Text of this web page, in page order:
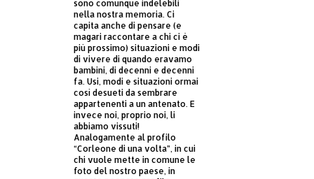
sono comunque indelebili
nella nostra memoria. Ci
capita anche di pensare (e
magari raccontare a chi ci è
più prossimo) situazioni e modi
di vivere di quando eravamo
bambini, di decenni e decenni
fa. Usi, modi e situazioni ormai
così desueti da sembrare
appartenenti a un antenato. E
invece noi, proprio noi, li
abbiamo vissuti!
Analogamente al profilo
“Corleone di una volta”, in cui
chi vuole mette in comune le
foto del nostro paese, in